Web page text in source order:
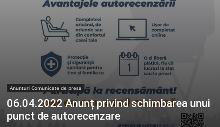
Anunturi Comunicate de presa
06.04.2022 Anunț privind schimbarea unui
punct de autorecenzare